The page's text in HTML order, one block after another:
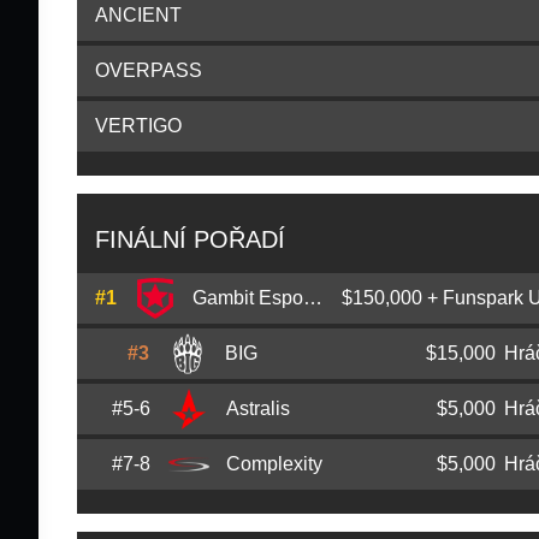
ANCIENT
OVERPASS
VERTIGO
FINÁLNÍ POŘADÍ
#1 Gambit Esports $150,000 + Funspark
AbayHObbitKhasenov
Vladislav nafanyGorshkov
Dmitrysh1roSokolov
TimofeyinterzYakushin
#3 BIG $15,000
JohannestabseN
Nilsk1to Gruhne
FloriansyrsoNRische
#5-6 Astralis $5,000
Andreas Xyp9xHøjsleth
#7-8 Complexity $5,000